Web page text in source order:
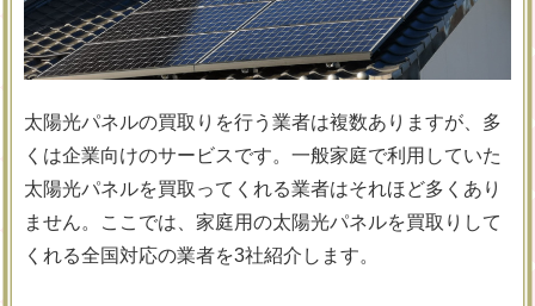
太陽光パネルの買取りを行う業者は複数ありますが、多
くは企業向けのサービスです。一般家庭で利用していた
太陽光パネルを買取ってくれる業者はそれほど多くあり
ません。ここでは、家庭用の太陽光パネルを買取りして
くれる全国対応の業者を3社紹介します。